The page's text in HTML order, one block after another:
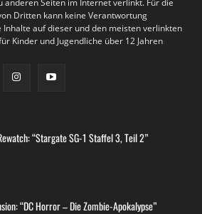
Dritten kann keine Verantwortung
auf dieser und den meisten verlinkten
Kinder und Jugendliche über 12 Jahren
“Stargate SG-1 Staffel 3, Teil 2”
“DC Horror – Die Zombie-Apokalypse”